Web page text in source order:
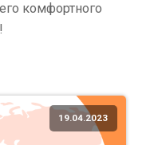
комфортного
19.04.2023